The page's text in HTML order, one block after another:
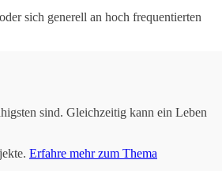
sich generell an hoch frequentierten
sind. Gleichzeitig kann ein Leben
Erfahre mehr zum Thema